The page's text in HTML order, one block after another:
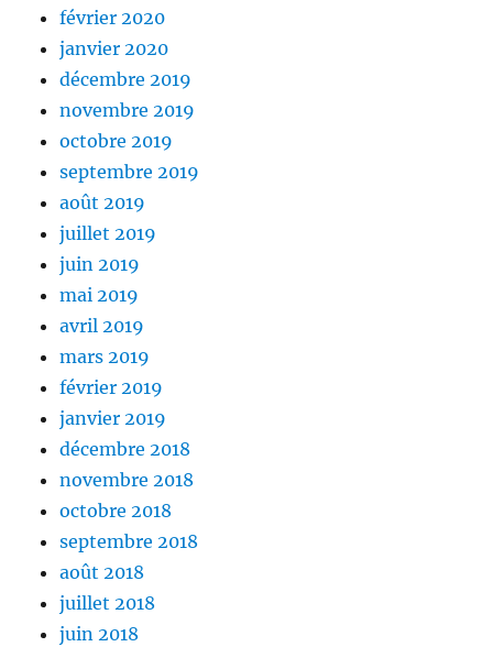
février 2020
janvier 2020
décembre 2019
novembre 2019
octobre 2019
septembre 2019
août 2019
juillet 2019
juin 2019
mai 2019
avril 2019
mars 2019
février 2019
janvier 2019
décembre 2018
novembre 2018
octobre 2018
septembre 2018
août 2018
juillet 2018
juin 2018